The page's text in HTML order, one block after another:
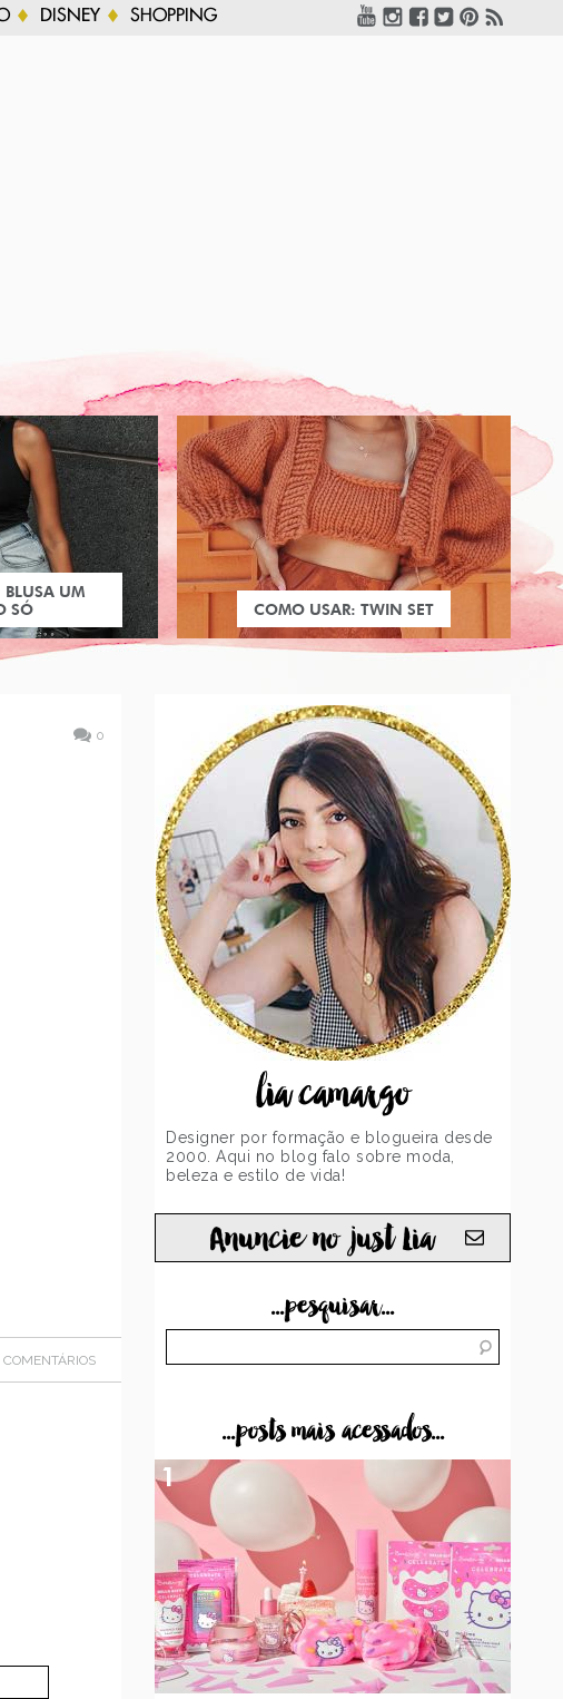
DISNEY SHOPPING
BLUSA UM
SÓ
COMO USAR: TWIN SET
0
COMENTÁRIOS
lia camargo
Designer por formação e blogueira desde
2000. Aqui no blog falo sobre moda,
beleza e estilo de vida!
Anuncie no just Lia
...pesquisar...
...posts mais acessados...
1